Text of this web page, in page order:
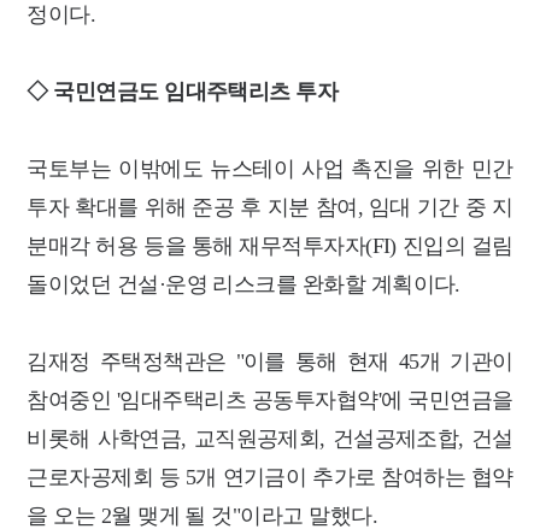
정이다.
◇ 국민연금도 임대주택리츠 투자
국토부는 이밖에도 뉴스테이 사업 촉진을 위한 민간
투자 확대를 위해 준공 후 지분 참여, 임대 기간 중 지
분매각 허용 등을 통해 재무적투자자(FI) 진입의 걸림
돌이었던 건설·운영 리스크를 완화할 계획이다.
김재정 주택정책관은 "이를 통해 현재 45개 기관이
참여중인 '임대주택리츠 공동투자협약'에 국민연금을
비롯해 사학연금, 교직원공제회, 건설공제조합, 건설
근로자공제회 등 5개 연기금이 추가로 참여하는 협약
을 오는 2월 맺게 될 것"이라고 말했다.